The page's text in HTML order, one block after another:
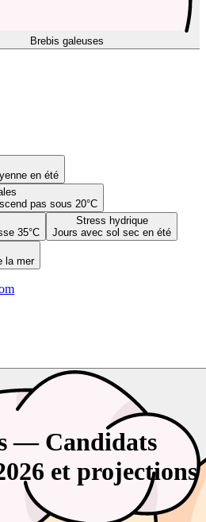
Brebis galeuses
en été
pas sous 20°C
35°C
Stress hydrique
Jours avec sol sec en été
la mer
— Candidats
et projections